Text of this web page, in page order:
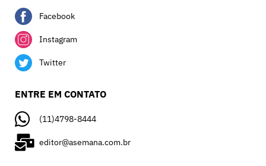
Facebook
Instagram
Twitter
ENTRE EM CONTATO
(11)4798-8444
editor@asemana.com.br